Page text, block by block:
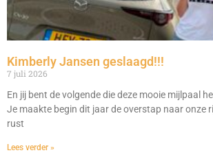
Kimberly Jansen geslaagd!!!
7 juli 2026
En jij bent de volgende die deze mooie mijlpaal
Je maakte begin dit jaar de overstap naar onze
rust
Lees verder »